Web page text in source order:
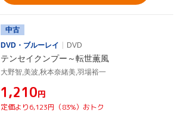
中古
DVD・ブルーレイ
DVD
テンセイクンプー～転世薫風
大野智,美波,秋本奈緒美,羽場裕一
¥1,210円
定価より6,123円（83%）おトク